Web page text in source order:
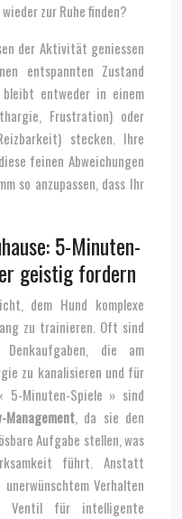
zur Ruhe finden?
der Aktivität geniessen
entspannten Zustand
bleibt entweder in einem
Frustration) oder
stecken. Ihre
feinen Abweichungen
so anzupassen, dass Ihr
5-Minuten-
geistig fordern
dem Hund komplexe
zu trainieren. Oft sind
die am
zu kanalisieren und für
5-Minuten-Spiele » sind
Management, da sie den
Aufgabe stellen, was
führt. Anstatt
Verhalten
Ventil für intelligente